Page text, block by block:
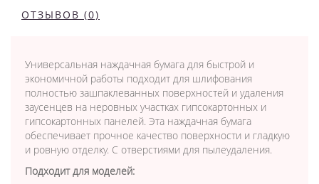
ОТЗЫВОВ (0)
Универсальная наждачная бумага для быстрой и
экономичной работы подходит для шлифования
полностью зашпаклеванных поверхностей и удаления
заусенцев на неровных участках гипсокартонных и
гипсокартонных панелей. Эта наждачная бумага
обеспечивает прочное качество поверхности и гладкую
и ровную отделку. С отверстиями для пылеудаления.
Подходит для моделей: